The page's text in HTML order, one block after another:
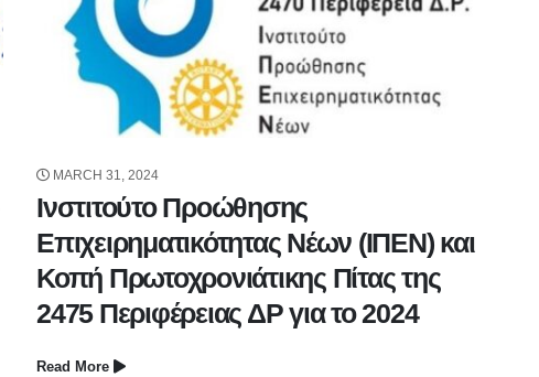
MARCH 31, 2024
Ινστιτούτο Προώθησης
Επιχειρηματικότητας Νέων (ΙΠΕΝ) και
Κοπή Πρωτοχρονιάτικης Πίτας της
2475 Περιφέρειας ΔΡ για το 2024
Read More